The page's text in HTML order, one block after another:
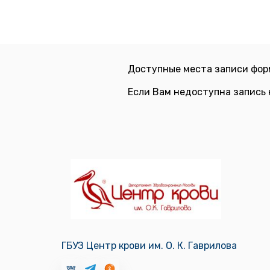
Доступные места записи
Если Вам недоступна
ГБУЗ Центр крови им. О. К. Гаврилова